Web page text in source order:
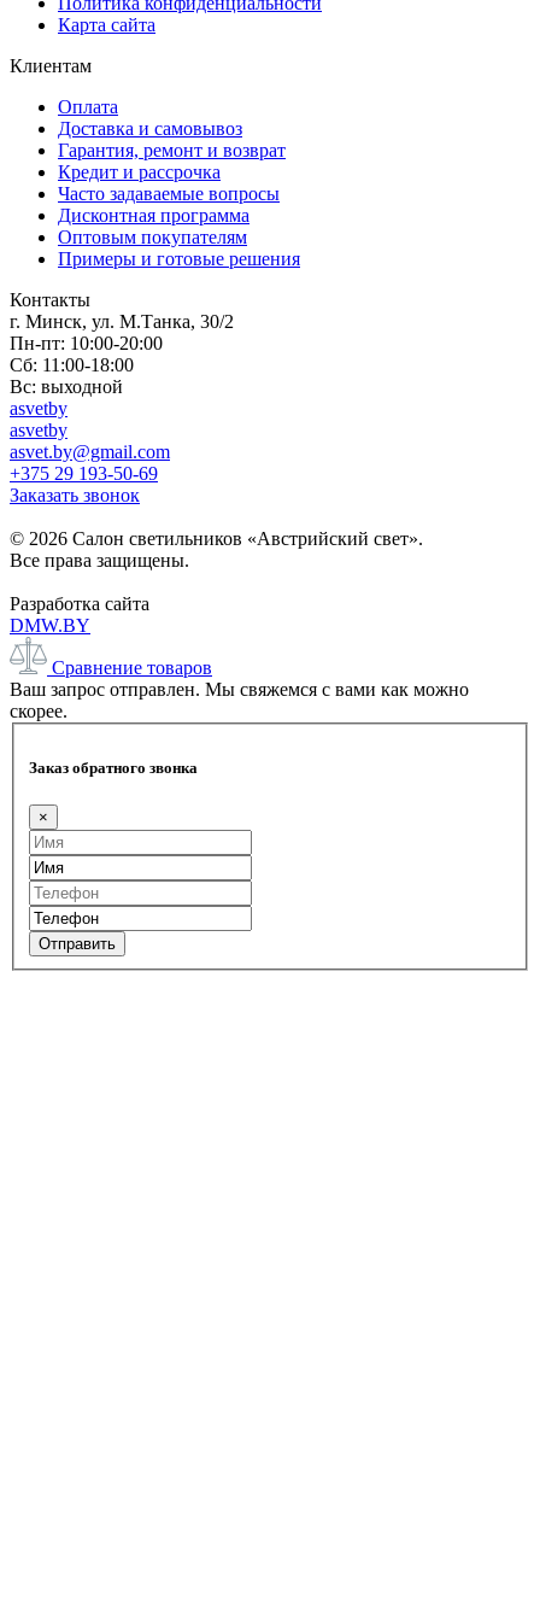
Карта сайта
Клиентам
Оплата
Доставка и самовывоз
Гарантия, ремонт и возврат
Кредит и рассрочка
Часто задаваемые вопросы
Дисконтная программа
Оптовым покупателям
Примеры и готовые решения
Контакты
г. Минск, ул. М.Танка, 30/2
Пн-пт: 10:00-20:00
Сб: 11:00-18:00
Вс: выходной
asvetby
asvetby
asvet.by@gmail.com
+375 29 193-50-69
Заказать звонок
© 2026 Салон светильников «Австрийский свет».
Все права защищены.
Разработка сайта
DMW.BY
Сравнение товаров
Ваш запрос отправлен. Мы свяжемся с вами как можно
скорее.
Заказ обратного звонка
×
Отправить